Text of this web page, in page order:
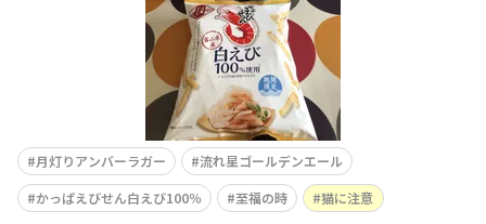
月灯りアンバーラガー
流れ星ゴールデンエール
かっぱえびせん白えび100％
至福の時 猫に注意